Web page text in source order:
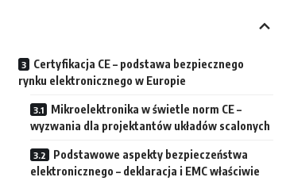
Certyfikacja CE – podstawa bezpiecznego
rynku elektronicznego w Europie
Mikroelektronika w świetle norm CE –
wyzwania dla projektantów układów scalonych
Podstawowe aspekty bezpieczeństwa
elektronicznego – deklaracja i EMC właściwie